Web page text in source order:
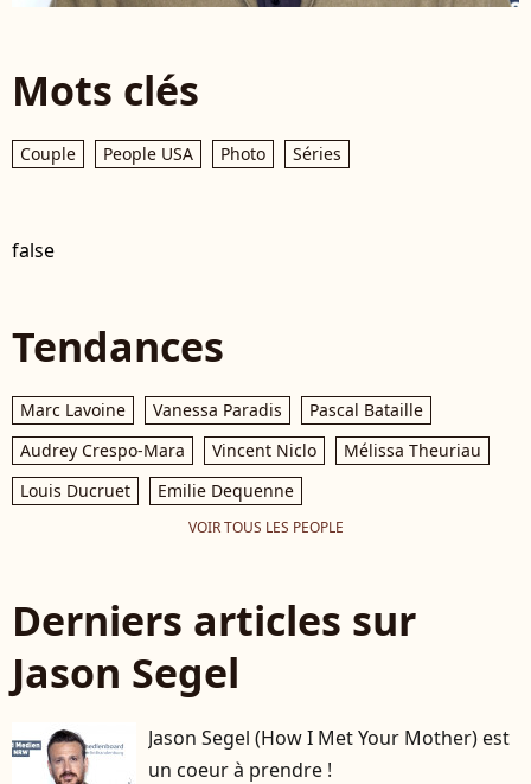
Mots clés
Couple People USA Photo Séries
false
Tendances
Marc Lavoine Vanessa Paradis
Pascal Bataille
Audrey Crespo-Mara
Vincent Niclo
Mélissa Theuriau
Louis Ducruet
Emilie Dequenne
VOIR TOUS LES PEOPLE
Derniers articles sur
Jason Segel
Jason Segel (How I Met Your Mother) est
un coeur à prendre !